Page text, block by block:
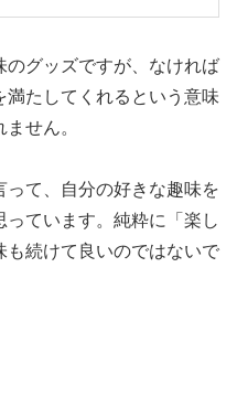
グッズですが、なければ
たしてくれるという意味
せん。
て、自分の好きな趣味を
ています。純粋に「楽し
も続けて良いのではないで